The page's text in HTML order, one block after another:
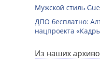
Мужской стиль
ДПО бесплатно:
нацпроекта
Из наших